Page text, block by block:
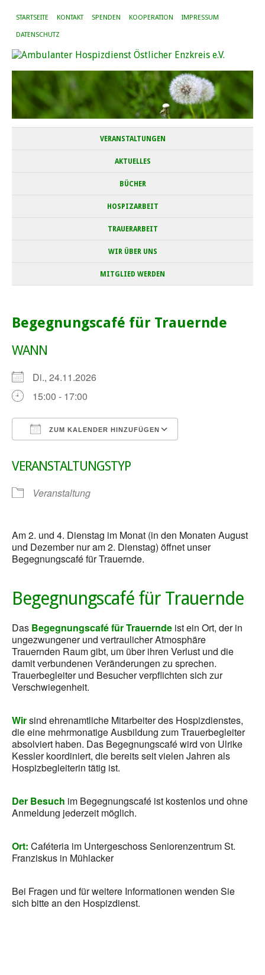
STARTSEITE KONTAKT SPENDEN KOOPERATION IMPRESSUM
DATENSCHUTZ
VERANSTALTUNGEN
AKTUELLES
BÜCHER
HOSPIZARBEIT
TRAUERARBEIT
WIR ÜBER UNS
MITGLIED WERDEN
Begegnungscafé für Trauernde
WANN
Di., 24.11.2026
15:00 - 17:00
ZUM KALENDER HINZUFÜGEN
VERANSTALTUNGSTYP
Veranstaltung
Am 2. und 4. Dienstag im Monat (in den Monaten August
und Dezember nur am 2. Dienstag) öffnet unser
Begegnungscafé für Trauernde.
Begegnungscafé für Trauernde
Das Begegnungscafé für Trauernde ist ein Ort, der in
ungezwungener und vertraulicher Atmosphäre
Trauernden Raum gibt, um über ihren Verlust und die
damit verbundenen Veränderungen zu sprechen.
Trauerbegleiter und Besucher verpflichten sich zur
Verschwiegenheit.
Wirsind ehrenamtliche Mitarbeiter des Hospizdienstes,
die eine mehrmonatige Ausbildung zum Trauerbegleiter
absolviert haben. Das Begegnungscafé wird von Ulrike
Kessler koordiniert, die bereits seit vielen Jahren als
Hospizbegleiterin tätig ist.
Der Besuch im Begegnungscafé ist kostenlos und ohne
Anmeldung jederzeit möglich.
Ort: Caféteria im Untergeschoss Seniorenzentrum St.
Franziskus in Mühlacker
Bei Fragen und für weitere Informationen wenden Sie
sich bitte an den Hospizdienst.